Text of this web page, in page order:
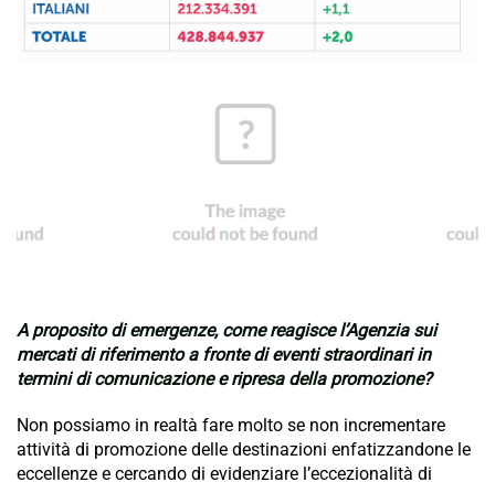
A proposito di emergenze, come reagisce l’Agenzia sui
mercati di riferimento a fronte di eventi straordinari in
termini di comunicazione e ripresa della promozione?
Non possiamo in realtà fare molto se non incrementare
attività di promozione delle destinazioni enfatizzandone le
eccellenze e cercando di evidenziare l’eccezionalità di